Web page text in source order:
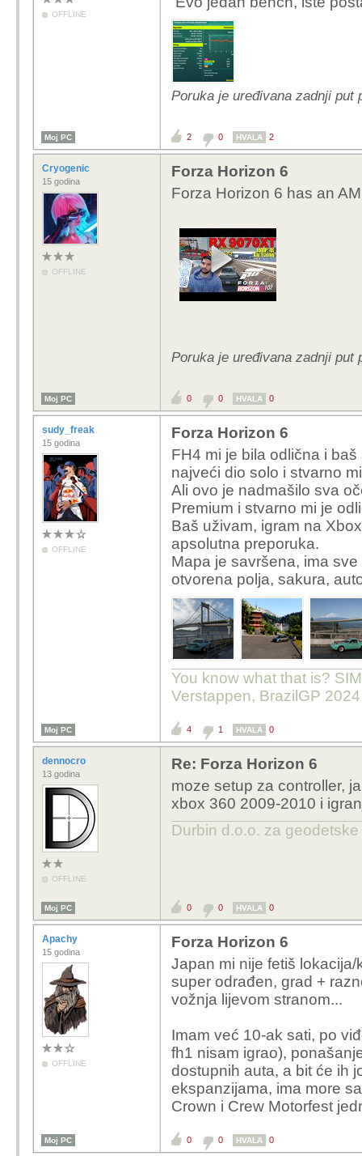
OFFLINE
Poruka je uređivana zadnji put
Moj PC 2 0 HVALA 2
Cryogenic
15 godina
OFFLINE
Forza Horizon 6
Forza Horizon 6 has an
Poruka je uređivana zadnji put
Moj PC 0 0 HVALA 0
sudy_freak
15 godina
OFFLINE
Forza Horizon 6
FH4 mi je bila odlična i
najveći dio solo i stvarno
Ali ovo je nadmašilo sva
Premium i stvarno mi je
Baš uživam, igram na
apsolutna preporuka.
Mapa je savršena, ima
otvorena polja, sakura,
You know what that is?
Verstappen, BrazilGP 2024
Moj PC 4 1 HVALA 0
dennocro
13 godina
OFFLINE
Re: Forza Horizon 6
moze setup za controller,
xbox 360 2009-2010 i
Durbin d.o.o. za
Moj PC 0 0 HVALA 0
Apachy
15 godina
OFFLINE
Forza Horizon 6
Japan mi nije fetiš
super odrađen, grad +
vožnja lijevom stranom...
Imam već 10-ak sati, po
fh1 nisam igrao),
dostupnih auta, a bit će ih
ekspanzijama, ima more
Crown i Crew Motorfest
Moj PC 0 0 HVALA 0